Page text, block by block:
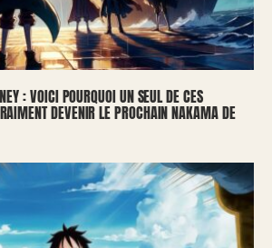
: VOICI POURQUOI UN SEUL DE CES
DEVENIR LE PROCHAIN NAKAMA DE